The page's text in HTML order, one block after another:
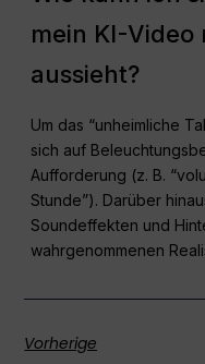
mein KI-Video
aussieht?
Um das “unheimliche
sich auf
Aufforderung (z. B.
Stunde”). Darüber
Soundeffekten und
wahrgenommenen
Vorherige